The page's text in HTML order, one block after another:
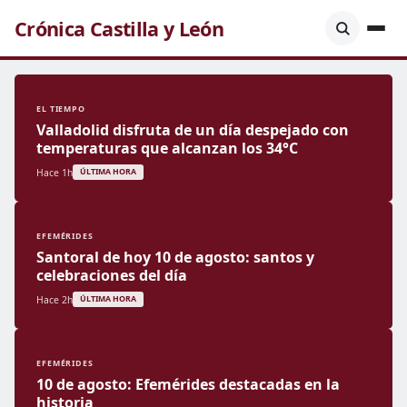
Crónica Castilla y León
EL TIEMPO
Valladolid disfruta de un día despejado con
temperaturas que alcanzan los 34°C
Hace 1h ÚLTIMA HORA
EFEMÉRIDES
Santoral de hoy 10 de agosto: santos y
celebraciones del día
Hace 2h ÚLTIMA HORA
EFEMÉRIDES
10 de agosto: Efemérides destacadas en la
historia